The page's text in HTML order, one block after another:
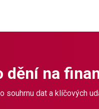
dění na
souhrnu dat a klíčových